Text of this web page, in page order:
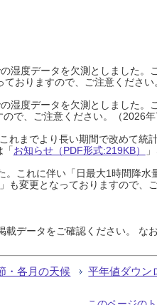
湿度データを欠測としました。
おりますので、ご注意ください
湿度データを欠測としました。
で、ご注意ください。（2026
れまでより長い期間で改めて統
「お知らせ（PDF形式:219KB）
。これに伴い「日最大1時間降水
も変更となっておりますので、
データをご確認ください。 な
・各月の天候 平年値ダウン